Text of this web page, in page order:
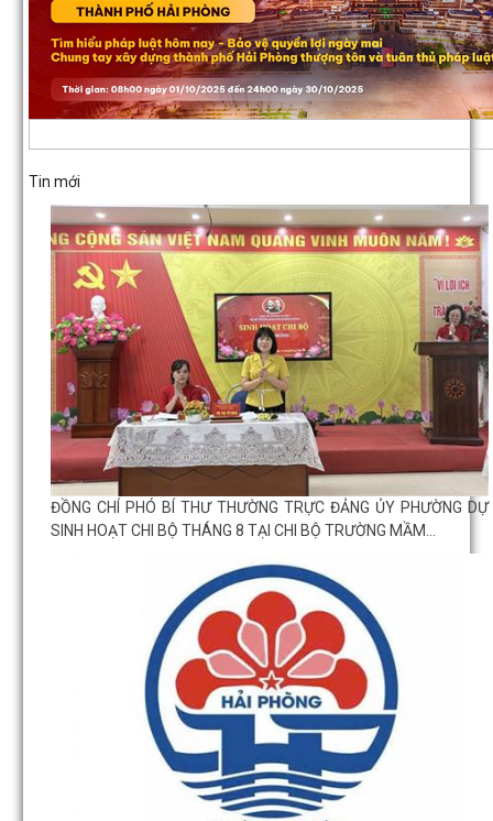
Tin mới
ĐỒNG CHÍ PHÓ BÍ THƯ THƯỜNG TRỰC ĐẢNG ỦY PHƯỜNG DỰ
SINH HOẠT CHI BỘ THÁNG 8 TẠI CHI BỘ TRƯỜNG MẦM...